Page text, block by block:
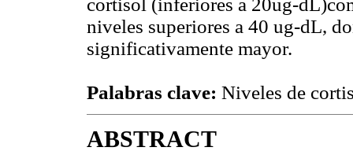
cortisol (inferiores a 20ug-
niveles superiores a 40 ug-dL,
significativamente mayor.
Palabras clave: Niveles de
ABSTRACT